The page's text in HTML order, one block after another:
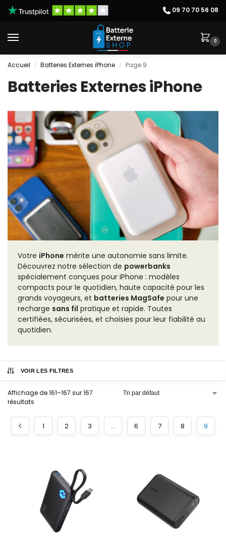
09 70 70 56 08
0
Accueil / Batteries Externes iPhone / Page 9
Batteries Externes iPhone
Votre iPhone mérite une autonomie sans limite.
Découvrez notre sélection de powerbanks
spécialement conçues pour iPhone : modèles
compacts pour le quotidien, haute capacité pour les
grands voyageurs, et batteries MagSafe pour une
recharge sans fil pratique et rapide. Toutes
certifiées, sécurisées, et choisies pour leur fiabilité au
quotidien.
VOIR LES FILTRES
Affichage de 161–167 sur 167
résultats
1 2 3 … 6 7 8 9